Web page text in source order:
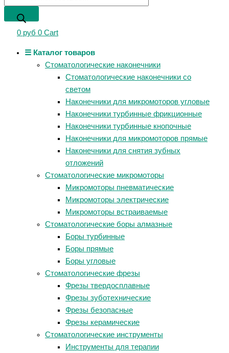
0 руб 0 Cart
☰ Каталог товаров
Стоматологические наконечники
Стоматологические наконечники со
светом
Наконечники для микромоторов угловые
Наконечники турбинные фрикционные
Наконечники турбинные кнопочные
Наконечники для микромоторов прямые
Наконечники для снятия зубных
отложений
Стоматологические микромоторы
Микромоторы пневматические
Микромоторы электрические
Микромоторы встраиваемые
Стоматологические боры алмазные
Боры турбинные
Боры прямые
Боры угловые
Стоматологические фрезы
Фрезы твердосплавные
Фрезы зуботехнические
Фрезы безопасные
Фрезы керамические
Стоматологические инструменты
Инструменты для терапии